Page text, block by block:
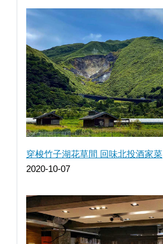
穿梭竹子湖花草間 回味北投酒家菜
2020-10-07